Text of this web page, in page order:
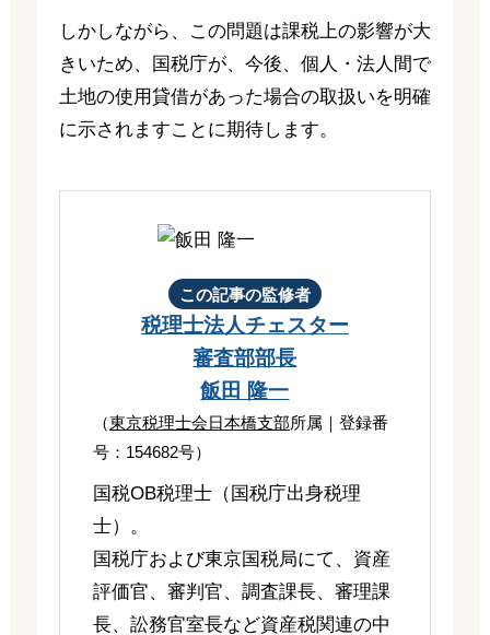
しかしながら、この問題は課税上の影響が大
きいため、国税庁が、今後、個人・法人間で
土地の使用貸借があった場合の取扱いを明確
に示されますことに期待します。
この記事の監修者
税理士法人チェスター
審査部部長
飯田 隆一
（東京税理士会日本橋支部所属｜登録番
号：154682号）
国税OB税理士（国税庁出身税理
士）。
国税庁および東京国税局にて、資産
評価官、審判官、調査課長、審理課
長、訟務官室長など資産税関連の中